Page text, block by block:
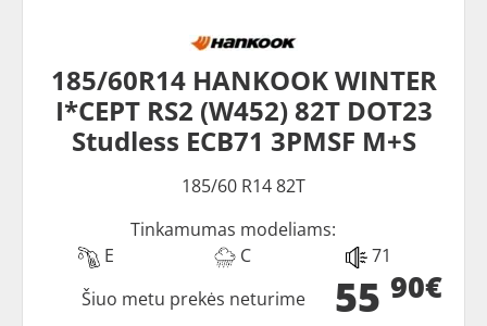
185/60R14 HANKOOK WINTER
I*CEPT RS2 (W452) 82T DOT23
Studless ECB71 3PMSF M+S
185/60 R14 82T
Tinkamumas modeliams:
E
C 71
55 90€
Šiuo metu prekės neturime